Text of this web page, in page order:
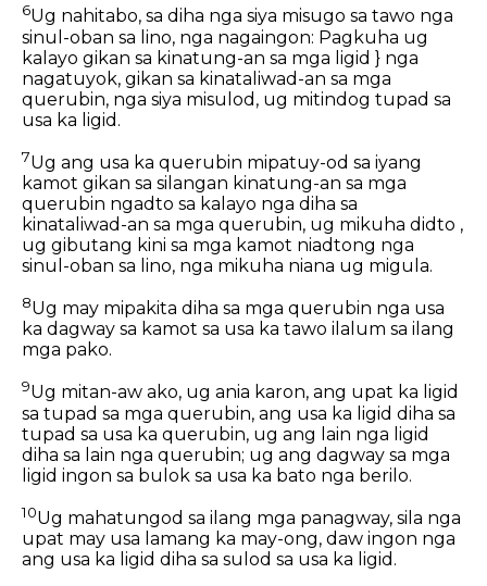
6Ug nahitabo, sa diha nga siya misugo sa tawo nga
sinul-oban sa lino, nga nagaingon: Pagkuha ug
kalayo gikan sa kinatung-an sa mga ligid } nga
nagatuyok, gikan sa kinataliwad-an sa mga
querubin, nga siya misulod, ug mitindog tupad sa
usa ka ligid.
7Ug ang usa ka querubin mipatuy-od sa iyang
kamot gikan sa silangan kinatung-an sa mga
querubin ngadto sa kalayo nga diha sa
kinataliwad-an sa mga querubin, ug mikuha didto ,
ug gibutang kini sa mga kamot niadtong nga
sinul-oban sa lino, nga mikuha niana ug migula.
8Ug may mipakita diha sa mga querubin nga usa
ka dagway sa kamot sa usa ka tawo ilalum sa ilang
mga pako.
9Ug mitan-aw ako, ug ania karon, ang upat ka ligid
sa tupad sa mga querubin, ang usa ka ligid diha sa
tupad sa usa ka querubin, ug ang lain nga ligid
diha sa lain nga querubin; ug ang dagway sa mga
ligid ingon sa bulok sa usa ka bato nga berilo.
10Ug mahatungod sa ilang mga panagway, sila nga
upat may usa lamang ka may-ong, daw ingon nga
ang usa ka ligid diha sa sulod sa usa ka ligid.